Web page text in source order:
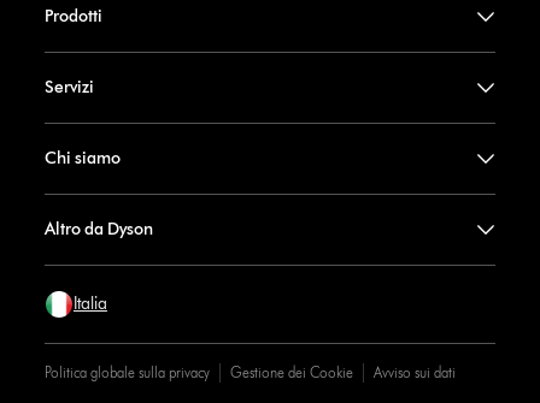
Prodotti
Servizi
Chi siamo
Altro da Dyson
Italia
Politica globale sulla privacy Gestione dei Cookie Avviso sui dati